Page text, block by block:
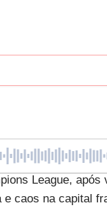
League,
caos na capital